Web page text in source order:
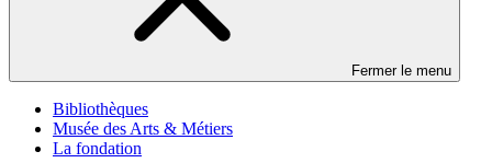
Fermer le menu
Bibliothèques
Musée des Arts & Métiers
La fondation